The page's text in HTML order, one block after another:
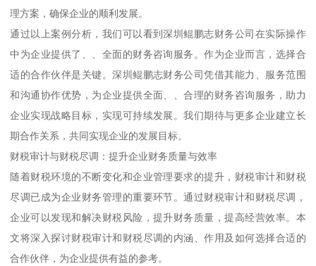
理方案，确保企业的顺利发展。
通过以上案例分析，我们可以看到深圳鲲鹏志财务公司在实际操作
中为企业提供了、、全面的财务咨询服务。作为企业而言，选择合
适的合作伙伴是关键。深圳鲲鹏志财务公司凭借其能力、服务范围
和沟通协作优势，为企业提供全面、、合理的财务咨询服务，助力
企业实现战略目标，实现可持续发展。我们期待与更多企业建立长
期合作关系，共同实现企业的发展目标。
财税审计与财税尽调：提升企业财务质量与效率
随着财税环境的不断变化和企业管理要求的提升，财税审计和财税
尽调已成为企业财务管理的重要环节。通过财税审计和财税尽调，
企业可以发现和解决财税风险，提升财务质量，提高经营效率。本
文将深入探讨财税审计和财税尽调的内涵、作用及如何选择合适的
合作伙伴，为企业提供有益的参考。